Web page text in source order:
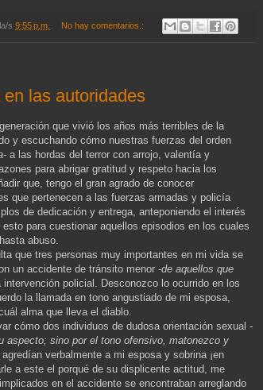
s 9:55 p.m. No hay comentarios.:
las autoridades
que vivió los años más terribles de la
y escuchando cómo nuestras fuerzas del orden
a las hordas del terror con arrojo, valentía y
para abrigar gratitud y respeto hacia los
que, tengo el gran agrado de conocer
que pertenecen a las fuerzas armadas y policía
de dedicación y entrega, anteponiendo el interés
para cuestionar aquellos episodios en los cuales
abuso.
que tres personas muy importantes en mi vida se
un accidente de tránsito menor -de aquellos que
intervención policial. Desconozco lo ocurrido en los
la llamada en tono angustiado de mi esposa,
alma que lleva el diablo.
cómo dos individuos de dudosa orientación sexual -
aspecto; sino por el tono ofensivo, matonezco y
agredían verbalmente a mi esposa y sobrina ¡en
a este el porqué de su displicente actitud, me
en el accidente se encontraban arreglando